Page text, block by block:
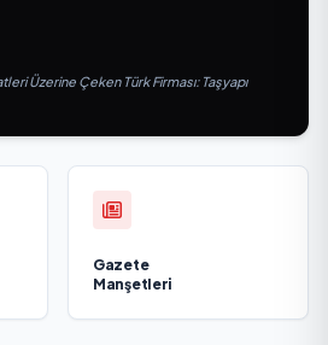
Üzerine Çeken Türk Firması: Taşyapı
Gazete
Manşetleri